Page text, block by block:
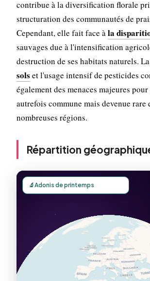
contribue à la diversification florale
structuration des communautés de
Cependant, elle fait face àla
sauvages due à l'intensification
destruction de ses habitats naturels. La
sols et l'usage intensif de pesticides
également des menaces majeures pour
autrefois commune mais devenue rare
nombreuses régions.
Répartition